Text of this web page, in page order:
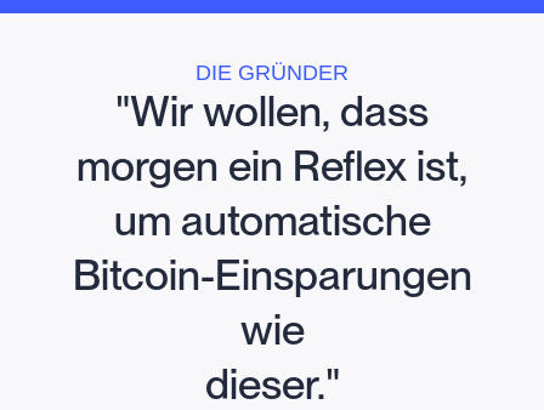
DIE GRÜNDER
"Wir wollen, dass
morgen ein Reflex ist,
um automatische
Bitcoin-Einsparungen
wie
dieser."